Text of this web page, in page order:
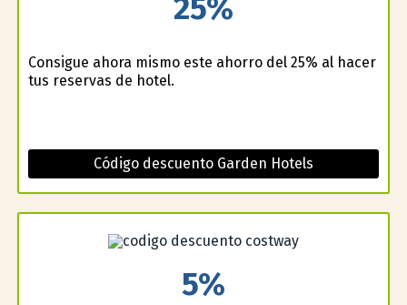
25%
Consigue ahora mismo este ahorro del 25% al hacer
tus reservas de hotel.
Código descuento Garden Hotels
5%